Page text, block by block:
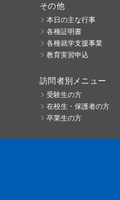
その他
本日の主な行事
各種証明書
各種就学支援事業
教育実習申込
訪問者別メニュー
受験生の方
在校生・保護者の方
卒業生の方